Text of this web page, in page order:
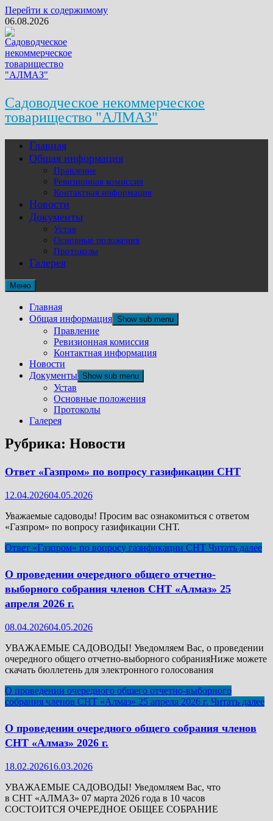
Перейти к содержимому
06.08.2026
Садоводческое некоммерческое
товарищество "АЛМАЗ"
Главная
Общая информация
Правление
Ревизионная комиссия
Контактная информация
Новости
Документы
Устав
Основные положения
Протоколы
Галерея
Меню
Главная
Общая информация Show sub menu
Правление
Ревизионная комиссия
Контактная информация
Новости
Документы Show sub menu
Устав
Основные положения
Протоколы
Галерея
Рубрика: Новости
Ответ «Газпром» по вопросу газификации СНТ
12.04.202604.05.2026
Уважаемые садоводы! Просим вас ознакомиться с ответом
«Газпром» по вопросу газификации СНТ.
Ответ «Газпром» по вопросу газификации СНТ Читать далее
О проведении очередного общего отчетно-
выборного собрания членов СНТ «Алмаз» 25
апреля 2026 г.
08.04.202604.05.2026
УВАЖАЕМЫЕ САДОВОДЫ! Уведомляем Вас, о проведении
очередного общего отчетно-выборного собранияНиже можете
скачать бюллетень для электронного голосования
О проведении очередного общего отчетно-выборного
собрания членов СНТ «Алмаз» 25 апреля 2026 г. Читать далее
О проведении очередного общего собрания членов
СНТ «Алмаз» 2026 г.
18.02.202616.03.2026
УВАЖАЕМЫЕ САДОВОДЫ! Уведомляем Вас, что
в СНТ «АЛМАЗ» 07 марта 2026 года в 10 часов
СОСТОИТСЯ ОЧЕРЕДНОЕ ОБЩЕЕ СОБРАНИЕ